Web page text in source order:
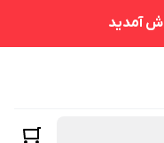
آمدید